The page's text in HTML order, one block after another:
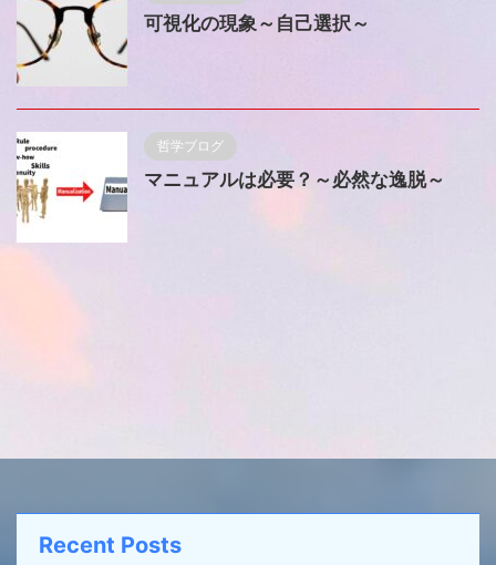
可視化の現象～自己選択～
哲学ブログ
マニュアルは必要？～必然な逸脱～
Recent Posts